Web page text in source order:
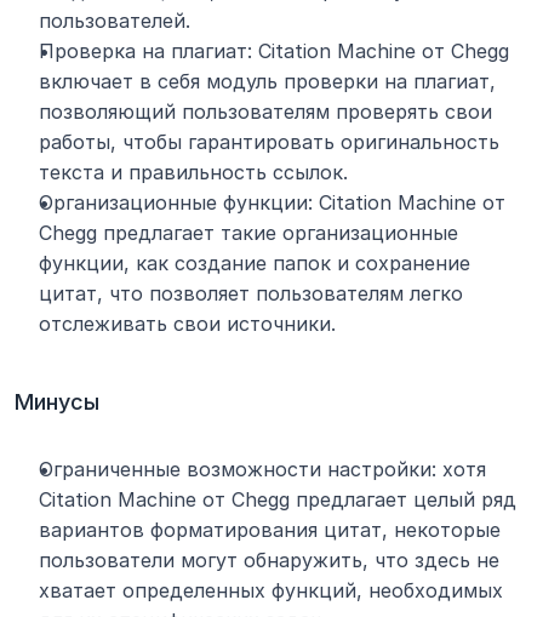
пользователей.
Проверка на плагиат: Citation Machine от Chegg
включает в себя модуль проверки на плагиат,
позволяющий пользователям проверять свои
работы, чтобы гарантировать оригинальность
текста и правильность ссылок.
Организационные функции: Citation Machine от
Chegg предлагает такие организационные
функции, как создание папок и сохранение
цитат, что позволяет пользователям легко
отслеживать свои источники.
Минусы
Ограниченные возможности настройки: хотя
Citation Machine от Chegg предлагает целый ряд
вариантов форматирования цитат, некоторые
пользователи могут обнаружить, что здесь не
хватает определенных функций, необходимых